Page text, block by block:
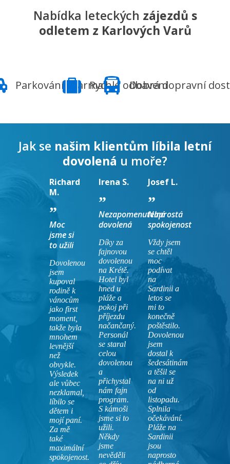
Nabídka leteckých zájezdů s
odletem z Karlových Varů
Parkování zdarmaRychlé odbaveníDobrá dopravní
Jak se našim klientům líbila letní
dovolená u moře?
Richard
M.
Moc
jsme si
to užili
Dovolenou
jsem
kupoval
rodině k
vánocům
jako first
moment,
takže byla
mnohem
levnější
než
obvykle.
Výsledek
ale vůbec
nezklamal,
líbilo se
dětem i
mojí paní.
Za mě
také
maximální
spokojenost.
Irena S.
Nezapomenutelná
dovolená
Díky za
fajnovou
dovolenou
na Krétě.
Hotel byl
hned u
pláže a
pokoj při
příjezdu
načančaný.
Personál
se staral
celou
dovolenou
a
přichystal
nám fajn
program.
S kámoši
jsme si to
užili.
Někdy
jsme
nevěděli
Josef L.
Naprostá
spokojenost
Vždy jsem
se chtěl
moc
podívat
na
Sardinii a
letos se
mi to
konečně
poštěstilo.
Dovolenou
jsem
dostal k
šedesátinám
a těšil se
na ni už
od
listopadu.
Splnila
očekávání.
Pláže na
Sardinii
jsou
naprosto